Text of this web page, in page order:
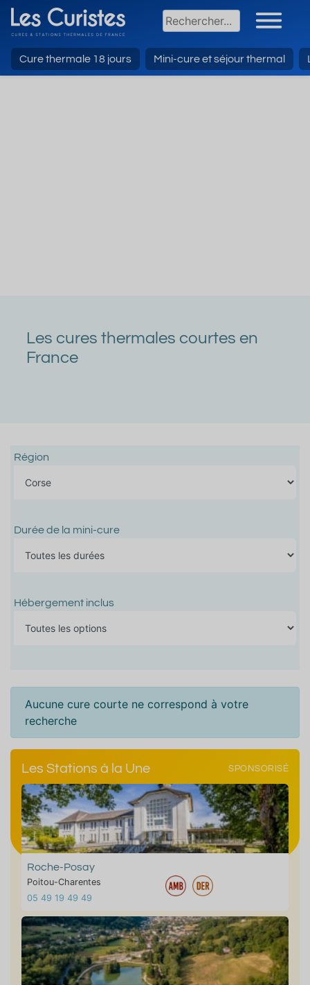
Cure thermale 18 jours Mini-cure et séjour thermal
Les cures thermales courtes en
France
Région
Durée de la mini-cure
Hébergement inclus
Aucune cure courte ne correspond à votre
recherche
Les Stations à la Une SPONSORISÉ
Roche-Posay
Poitou-Charentes
05 49 19 49 49